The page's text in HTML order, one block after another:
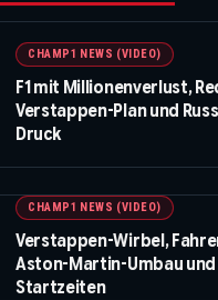
CHAMP1 NEWS (VIDEO)
F1 mit Millionenverlust,
Verstappen-Plan und
Druck
CHAMP1 NEWS (VIDEO)
Verstappen-Wirbel,
Aston-Martin-Umbau und
Startzeiten